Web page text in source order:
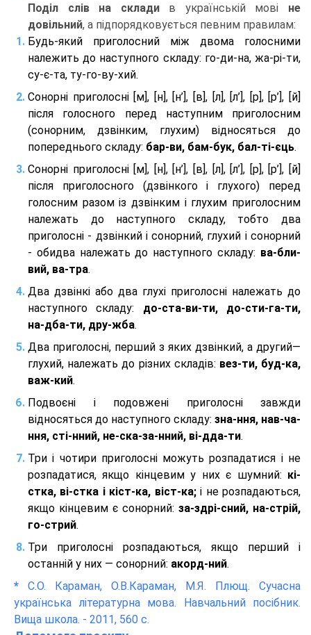
Поділ слів на складив українській мові не
довільний, а підпорядковується певним правилам:
Будь-який приголосний між двома голосними
належить до наступного складу: го-ди-на, жа-рі-ти,
су-є-та, ту-го-ву-хий.
Сонорні приголосні [м], [н], [н’], [в], [л], [л’], [р], [р’], [й]
після голосного перед наступним приголосним
(сонорним, дзвінким, глухим) відносяться до
попереднього складу: бар-ви, бам-бук, бал-ті-єць.
Сонорні приголосні [м], [н], [н’], [в], [л], [л’], [р], [р’], [й]
після приголосного (дзвінкого і глухого) перед
голосним разом із дзвінким і глухим приголосним
належать до наступного складу, тобто два
приголосні - дзвінкий і сонорний, глухий і сонорний
- обидва належать до наступного складу: ва-бли-
вий, ва-тра.
Два дзвінкі або два глухі приголосні належать до
наступного складу: до-ста-ви-ти, до-сти-га-ти,
на-дба-ти, дру-жба.
Два приголосні, перший з яких дзвінкий, а другий—
глухий, належать до різних складів: вез-ти, буд-ка,
важ-кий.
Подвоєні і подовжені приголосні завжди
відносяться до наступного складу: зна-ння, нав-ча-
ння, сті-нний, не-ска-за-нний, ві-дда-ти.
Три і чотири приголосні можуть розпадатися і не
розпадатися, якщо кінцевим у них є шумний: кі-
стка, ві-стка і кіст-ка, віст-ка;і не розпадаються,
якщо кінцевим є сонорний: за-здрі-сний, на-стрій,
го-стрий.
Три приголосні розпадаються, якщо перший і
останній у них — сонорний: акорд-ний.
* С.О. Караман, О.В.Караман, М.Я. Плющ. Сучасна
українська літературна мова. Навчальний посібник.
Вища школа. - 2011, 560 с.